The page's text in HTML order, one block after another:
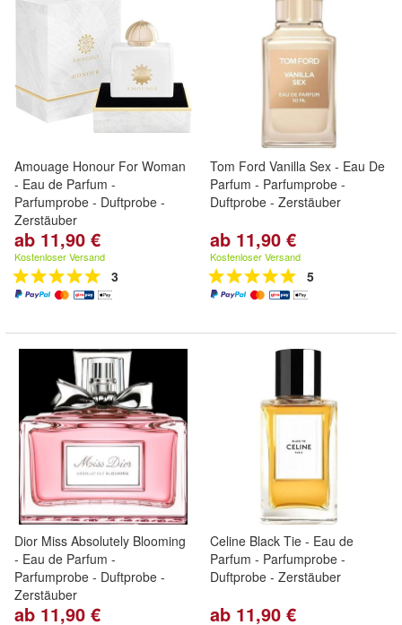
Amouage Honour For Woman
- Eau de Parfum -
Parfumprobe - Duftprobe -
Zerstäuber
ab 11,90 €
Kostenloser Versand
3
Tom Ford Vanilla Sex - Eau De
Parfum - Parfumprobe -
Duftprobe - Zerstäuber
ab 11,90 €
Kostenloser Versand
5
Dior Miss Absolutely Blooming
- Eau de Parfum -
Parfumprobe - Duftprobe -
Zerstäuber
ab 11,90 €
Celine Black Tie - Eau de
Parfum - Parfumprobe -
Duftprobe - Zerstäuber
ab 11,90 €